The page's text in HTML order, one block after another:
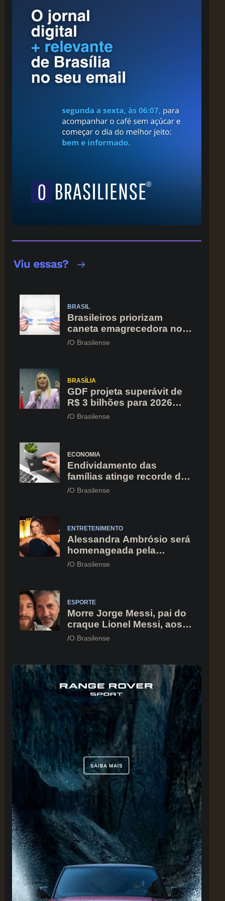
BRASIL
Brasileiros priorizam
caneta emagrecedora no
orçamento mesmo em
O Brasilense
BRASÍLIA
GDF projeta superávit de
R$ 3 bilhões para 2026
após registrar recuo no
O Brasilense
ECONOMIA
Endividamento das
famílias atinge recorde de
82% em julho; cartão de
O Brasilense
ENTRETENIMENTO
Alessandra Ambrósio será
homenageada pela
BrazilFoundation no New
O Brasilense
ESPORTE
Morre Jorge Messi, pai do
craque Lionel Messi, aos
68 anos na Argentina
O Brasilense